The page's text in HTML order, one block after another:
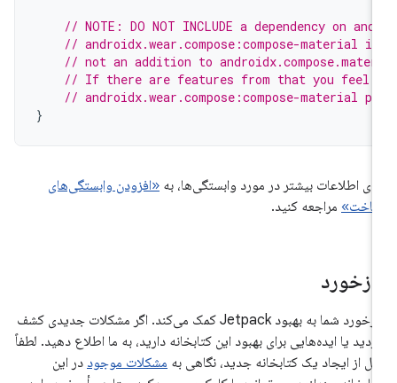
// NOTE: DO NOT INCLUDE a dependency on
// androidx.wear.compose:compose-material
// not an addition to
// If there are features from that you feel
// androidx.wear.compose:compose-
اطلاعات بیشتر در مورد وابستگی‌ها، به «افزودن وابستگی‌های
مراجعه کنید.
بازخورد شما به بهبود Jetpack کمک می‌کند. اگر مشکلات جدیدی کشف
یا ایده‌هایی برای بهبود این کتابخانه دارید، به ما اطلاع دهید. لطفاً
از ایجاد یک کتابخانه جدید، نگاهی به مشکلات موجوددر این